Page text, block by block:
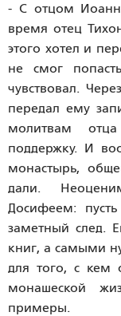
- С отцом
время отец
этого хотел и
не смог
чувствовал.
передал ему
молитвам
поддержку. И
монастырь,
дали.
Досифеем:
заметный след.
книг, а самыми
для того, с кем
монашеской
примеры.